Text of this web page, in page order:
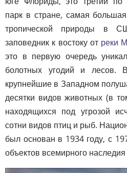
парк в стране, самая
тропической природы в
заповедник к востоку от реки
это в первую очередь
болотных угодий и лесов.
крупнейшие в Западном
десятки видов животных (в
находящихся под угрозой
сотни видов птиц и рыб.
был основан в 1934 году, с
объектов всемирного